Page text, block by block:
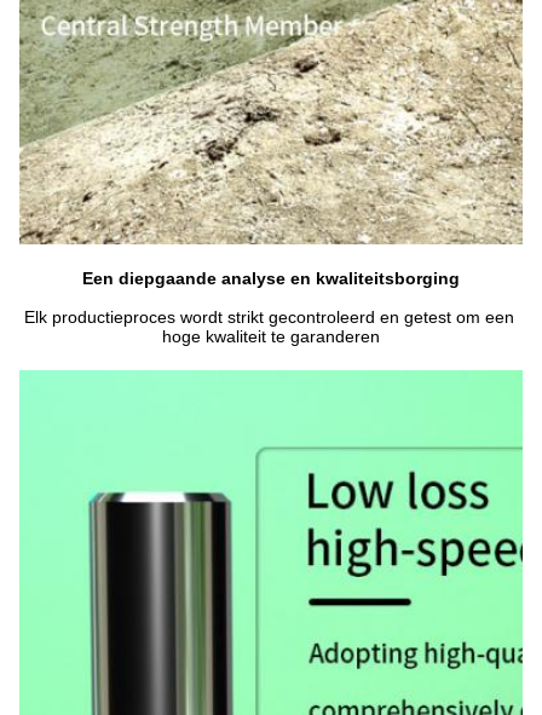
Een diepgaande analyse en kwaliteitsborging
Elk productieproces wordt strikt gecontroleerd en getest om een
hoge kwaliteit te garanderen